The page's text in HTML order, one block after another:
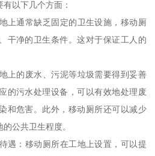
以下几个方面：
上通常缺乏固定的卫生设施，移动厕
干净的卫生条件。这对于保证工人的
上的废水、污泥等垃圾需要得到妥善
的污水处理设备，可以有效地处理废
和危害。此外，移动厕所还可以减少
公共卫生程度。
遇：移动厕所在工地上设置，可以提